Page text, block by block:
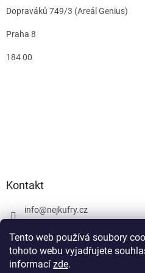
Tento web používá soubory
tohoto webu vyjadřujete
informací zde.
Dopraváků 749/3 (Areál Genius)
Praha 8
184 00
Kontakt
info@nejkufry.cz
Facebook